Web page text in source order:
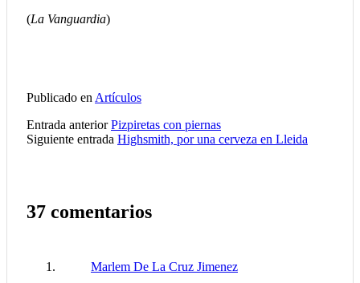
(La Vanguardia)
Publicado enArtículos
Entrada anterior Pizpiretas con piernas
Siguiente entrada Highsmith, por una cerveza en Lleida
37 comentarios
Marlem De La Cruz Jimenez